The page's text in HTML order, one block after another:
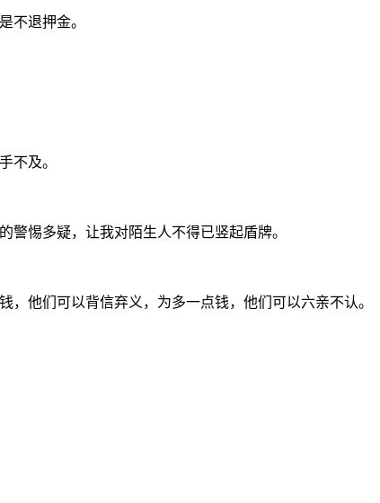
不退押金。
不及。
惕多疑，让我对陌生人不得已竖起盾牌。
他们可以背信弃义，为多一点钱，他们可以六亲不认。